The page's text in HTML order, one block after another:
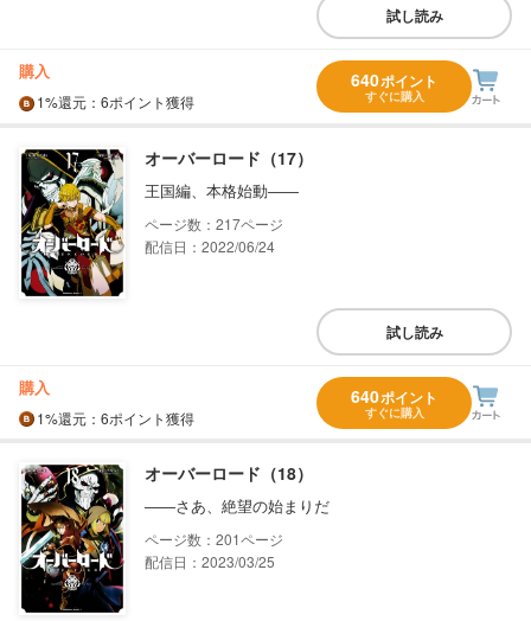
試し読み
購入
1%還元 ：6ポイント獲得
640ポイント
すぐに購入
オーバーロード（17）
王国編、本格始動――
217
配信日：2022/06/24
試し読み
購入
1%還元 ：6ポイント獲得
640ポイント
すぐに購入
オーバーロード（18）
――さあ、絶望の始まりだ
201
配信日：2023/03/25